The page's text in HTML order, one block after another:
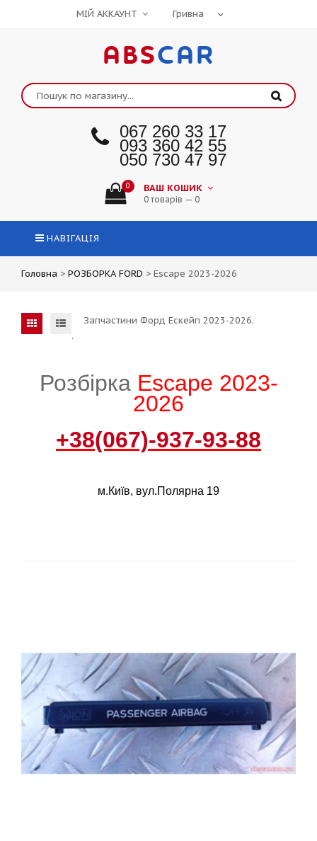
МІЙ АККАУНТ
ABSCAR
067 260 33 17
093 360 42 55
050 730 47 97
0 ВАШ КОШИК
0 товарів — 0
НАВІГАЦІЯ
Головна > РОЗБОРКА FORD > Escape 2023-2026
Запчастини Форд Ескейп 2023-2026.
.
РозбіркаEscape 2023-
2026
+38(067)-937-93-88
м.Київ, вул.Полярна 19